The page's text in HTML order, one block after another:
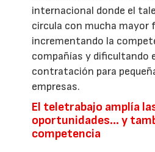
internacional donde el
circula con mucha mayor
incrementando la
compañías y dificultando
contratación para
empresas.
El teletrabajo amplía
oportunidades… y
competencia